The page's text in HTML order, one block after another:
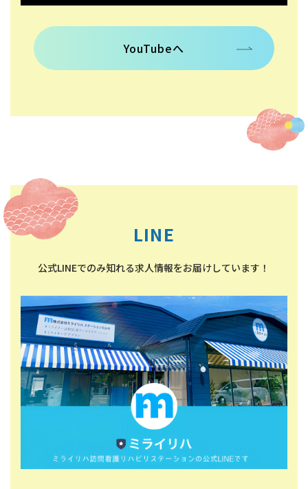
YouTubeへ
LINE
公式LINEでのみ知れる求人情報をお届けしています！